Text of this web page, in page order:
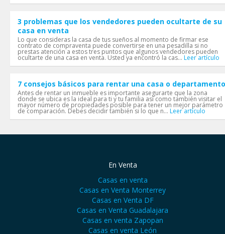
3 problemas que los vendedores pueden ocultarte de su
casa en venta
Lo que consideras la casa de tus sueños al momento de firmar ese
contrato de compraventa puede convertirse en una pesadilla si no
prestas atención a estos tres puntos que algunos vendedores pueden
ocultarte de una casa en venta. Usted ya encontró la cas... Leer artículo
7 consejos básicos para rentar una casa o departamento
Antes de rentar un inmueble es importante asegurarte que la zona
donde se ubica es la ideal para ti y tu familia así como también visitar el
mayor número de propiedades posible para tener un mejor parámetro
de comparación. Debes decidir también si lo que n... Leer artículo
En Venta
Casas en venta
Casas en Venta Monterrey
Casas en Venta DF
Casas en Venta Guadalajara
Casas en venta Zapopan
Casas en venta León